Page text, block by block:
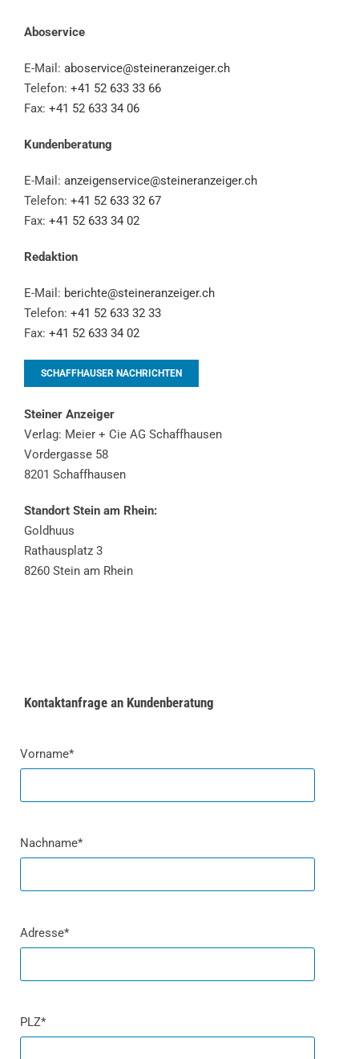
Aboservice
E-Mail: aboservice@steineranzeiger.ch
Telefon: +41 52 633 33 66
Fax: +41 52 633 34 06
Kundenberatung
E-Mail: anzeigenservice@steineranzeiger.ch
Telefon: +41 52 633 32 67
Fax: +41 52 633 34 02
Redaktion
E-Mail: berichte@steineranzeiger.ch
Telefon: +41 52 633 32 33
Fax: +41 52 633 34 02
SCHAFFHAUSER NACHRICHTEN
Steiner Anzeiger
Verlag: Meier + Cie AG Schaffhausen
Vordergasse 58
8201 Schaffhausen
Standort Stein am Rhein:
Goldhuus
Rathausplatz 3
8260 Stein am Rhein
Kontaktanfrage an Kundenberatung
Vorname*
Nachname*
Adresse*
PLZ*